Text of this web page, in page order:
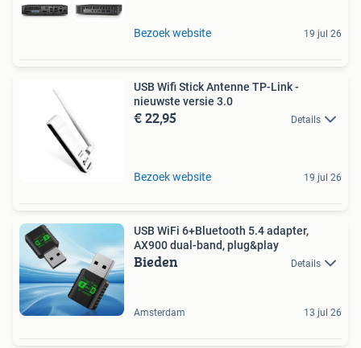
Bezoek website 19 jul 26
USB Wifi Stick Antenne TP-Link -
nieuwste versie 3.0
€ 22,95 Details
Bezoek website 19 jul 26
USB WiFi 6+Bluetooth 5.4 adapter,
AX900 dual-band, plug&play
Bieden Details
Amsterdam 13 jul 26